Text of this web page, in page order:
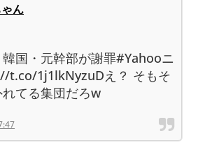
ん
韓国・元幹部が謝罪#Yahooニ
t.co/1j1lkNyzuDえ？ そもそ
てる集団だろw